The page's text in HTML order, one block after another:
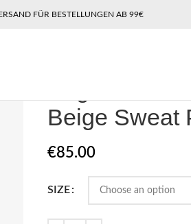
FÜR BESTELLUNGEN AB 99€
Beige Sweat
€85.00
SIZE